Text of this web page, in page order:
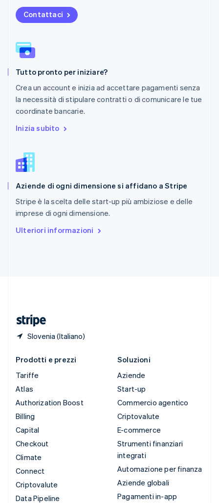
Contattaci
Tutto pronto per iniziare?
Crea un account e inizia ad accettare pagamenti senza
la necessità di stipulare contratti o di comunicare le tue
coordinate bancarie.
Inizia subito
Aziende di ogni dimensione si affidano a Stripe
Stripe è la scelta delle start-up più ambiziose e delle
imprese di ogni dimensione.
Ulteriori informazioni
Slovenia (Italiano)
Paesi Bassi
NederlandsEnglish
Polonia
Portogallo
Português
English简体中文
Regno Unito
Repubblica Ceca
English
Romania
English
Slovacchia
Slovenia
Spagna
Español English
EnglishEspañol简体中文
Prodotti e prezzi
Tariffe
Atlas
Authorization Boost
Billing
Capital
Checkout
Climate
Connect
Criptovalute
Data Pipeline
Soluzioni
Aziende
Start-up
Commercio agentico
Criptovalute
E-commerce
Strumenti finanziari
integrati
Automazione per finanza
Aziende globali
Pagamenti in-app